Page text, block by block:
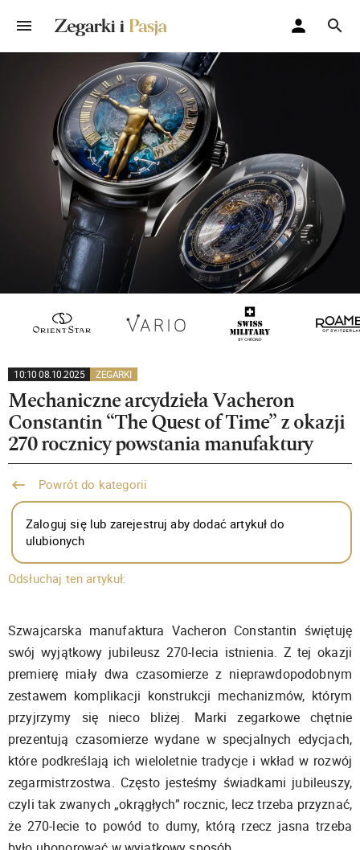
10:10 08.10.2025 ZEGARKI
Mechaniczne arcydzieła Vacheron
Constantin “The Quest of Time” z okazji
270 rocznicy powstania manufaktury
Powrót do kategorii
Zaloguj się lub zarejestruj aby dodać artykuł do
ulubionych
Odsłuchaj ten artykuł:
Szwajcarska manufaktura Vacheron Constantin świętuję
swój wyjątkowy jubileusz 270-lecia istnienia. Z tej okazji
premierę miały dwa czasomierze z nieprawdopodobnym
zestawem komplikacji konstrukcji mechanizmów, którym
przyjrzymy się nieco bliżej. Marki zegarkowe chętnie
prezentują czasomierze wydane w specjalnych edycjach,
które podkreślają ich wieloletnie tradycje i wkład w rozwój
zegarmistrzostwa. Często jesteśmy świadkami jubileuszy,
czyli tak zwanych „okrągłych” rocznic, lecz trzeba przyznać,
że 270-lecie to powód to dumy, którą rzecz jasna trzeba